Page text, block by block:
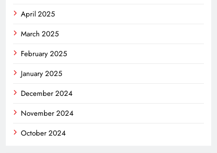
April 2025
March 2025
February 2025
January 2025
December 2024
November 2024
October 2024